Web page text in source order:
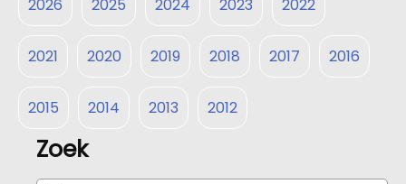
2026 2025 2024 2023 2022
2021 2020 2019 2018 2017 2016
2015 2014 2013 2012
Zoek